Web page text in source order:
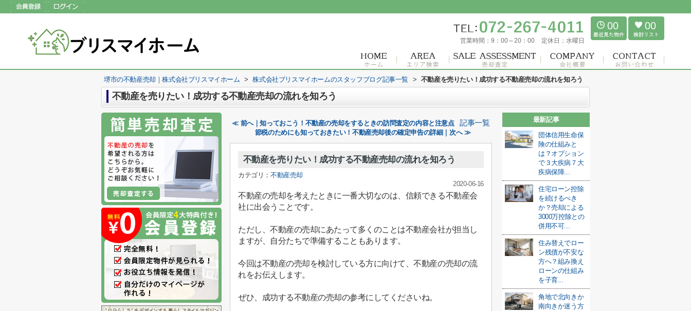
営業時間： 9：00～20：00 定休日： 水曜日
00 00
堺市の不動産売却｜株式会社ブリスマイホーム > 株式会社ブリスマイホームのスタッフブログ記事一覧 > 不動産を売りたい！成功する不動産売却の流れを知ろう
不動産を売りたい！成功する不動産売却の流れを知ろう
≪ 前へ｜知っておこう！不動産の売却をするときの訪問査定の内容と注意点 記事一覧
節税のためにも知っておきたい！不動産売却後の確定申告の詳細｜次へ ≫
不動産を売りたい！成功する不動産売却の流れを知ろう
カテゴリ：不動産売却
2020-06-16
不動産の売却を考えたときに一番大切なのは、信頼できる不動産会
社に出会うことです。
ただし、不動産の売却にあたって多くのことは不動産会社が担当し
ますが、自分たちで準備することもあります。
今回は不動産の売却を検討している方に向けて、不動産の売却の流
れをお伝えします。
ぜひ、成功する不動産の売却の参考にしてくださいね。
最新記事
団体信用生命保
険の仕組みと
は？オプション
で３大疾病７大
疾病保障...
住宅ローン控除
を続けるべき
か？売却による
3000万控除との
併用不可...
住み替えでロー
ン残債が不安な
方へ？組み換え
ローンの仕組み
を子育...
角地で北向きか
南向きか迷う方